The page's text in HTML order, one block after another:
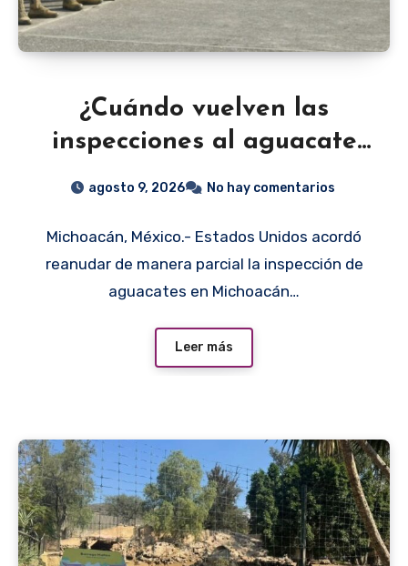
¿Cuándo vuelven las
inspecciones al aguacate
de Michoacán? EU define
agosto 9, 2026 No hay comentarios
Michoacán, México.- Estados Unidos acordó
reanudar de manera parcial la inspección de
aguacates en Michoacán…
Leer más